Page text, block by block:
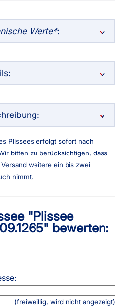
Werte :
Plissees erfolgt sofort nach
bitten zu berücksichtigen, dass
weitere ein bis zwei
nimmt.
"Plissee
bewerten:
(freiweillig, wird nicht angezeigt)